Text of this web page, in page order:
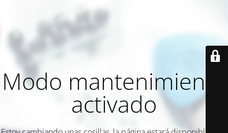
Modo mantenimiento
activado